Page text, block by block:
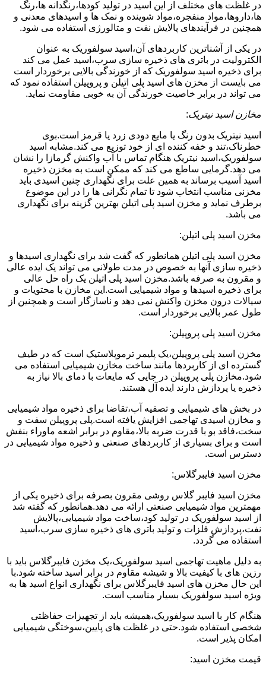
در غلظت های مختلف از این اسید در تولید کودها،رنگدانه ها،رنگ
ها،داروها،مواد منفجره،مواد شوینده و نمک ها و اسیدهای معدنی و
همچنین در فرآیندهای پالایش نفت و متالورژی استفاده می شود.
در یکی از آشناترین کاربردهای آن،اسید سولفوریک به عنوان
الکترولیت در باتری های ذخیره سازی سرب،اسید عمل می کند
برای ذخیره اسید سولفوریک که از خورندگی بالایی برخوردار است
می بایست از مخزن های اسید پلی اتیلن و پروپیلن استفاده نمود که
می تواند در برابر خاصیت خورندگی آن به خوبی مقاومت نماید.
مخازن اسید نیتریک:
اسید نیتریک بدون رنگ یا مایع دودی زرد یا قرمز است.بوی
خطرناک،تند و خفه کننده ای از خود توزیع می کند.مشابه اسید
سولفوریک،اسید نیتریک هنگام تماس با آب واکنش گرمازا را نشان
می دهد.گرمایی ساطع می کند که ممکن است به مخزن ذخیره
اسید آسیب برساند به همین علت برای نگهداری چنین اسیدی باید
مخزنی مناسب انتخاب شود تا تمام نگرانی ها را در این موضوع
برطرف نماید و مخزن اسید پلی اتیلن بهترین گزینه برای نگهداری
می باشد.
مخزن اسید پلی اتیلن:
مخزن اسید پلی اتیلن همانطور که گفت شد برای نگهداری اسیدها و
ذخیره سازی آنها به خصوص در مدت طولانی می تواند یک ایده عالی
و مقرون به صرفه باشد.مخزن اسید پلی اتیلن یک راه حل عالی
برای ذخیره اسیدها و مواد شیمیایی است.این مخازن با محتویات و
سیالات درون مخزن واکنش نمی دهد و ناسازگار است و همچنین از
طول عمر بالایی برخوردار است.
مخزن اسید پلی پروپیلن:
مخزن اسید پلی پروپیلن،یک پلیمر ترموپلاستیک است که در طیف
گسترده ای از کاربردها مانند ساخت مخازن شیمیایی استفاده می
شود.مخازن پلی پروپیلن در جایی که مایعات با دمای بالا نیاز به
ذخیره یا پردازش دارند ایده آل هستند.
در بخش های شیمیایی و تصفیه آب،تقاضا برای ذخیره مواد شیمیایی
و مخازن اسیدی تهاجمی افزایش یافته است.پلی پروپیلن سفت و
سخت،فاقد بو با قدرت ضربه بالا،مقاوم در برابر اشعه ماوراء بنفش
است و برای بسیاری از کاربردهای صنعتی و ذخیره مواد شیمیایی در
دسترس است.
مخزن اسید فایبرگلاس:
مخزن اسید فایبر گلاس روشی مقرون بصرفه برای ذخیره یکی از
مهمترین مواد شیمیایی صنعتی ارائه می دهد.همانطور که گفته شد
از اسید سولفوریک در تولید کود،ساخت مواد شیمیایی،پالایش
نفت،پردازش فلزات و تولید باتری های ذخیره سازی سرب،اسید
استفاده می گردد.
به دلیل ماهیت تهاجمی اسید سولفوریک،یک مخزن فایبرگلاس باید با
رزین های با کیفیت بالا و شیشه مقاوم در برابر اسید ساخته شود.با
این حال مخزن های اسید فایبرگلاس برای نگهداری انواع اسید ها به
ویژه اسید سولفوریک بسیار مناسب است.
هنگام کار با اسید سولفوریک،همیشه باید از تجهیزات حفاظتی
شخصی استفاده شود.حتی در غلظت های پایین،سوختگی شیمیایی
امکان پذیر است.
قیمت مخزن اسید: